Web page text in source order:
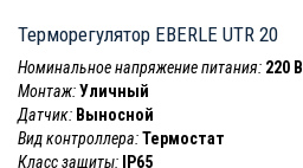
Терморегулятор EBERLE UTR 20
Номинальное напряжение питания: 220 В
Монтаж:Уличный
Датчик: Выносной
Вид контроллера:Термостат
Класс защиты:
IP65